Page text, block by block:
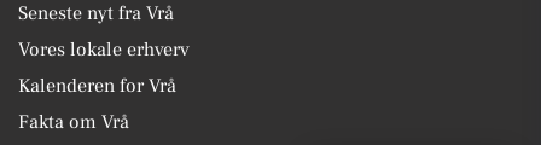
Seneste nyt fra Vrå
Vores lokale erhverv
Kalenderen for Vrå
Fakta om Vrå